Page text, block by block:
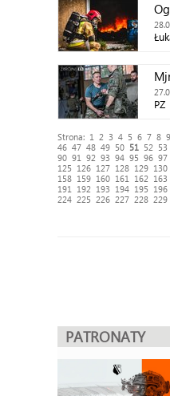
PZ
Strona: 1 2 3 4 5 6 7 8 9
46 47 48 49 50 51 52 53
90 91 92 93 94 95 96 97
125
126 127 128 129 130
158 159 160 161 162 163
191
192 193 194 195 196
224 225 226 227 228 229
PATRONATY